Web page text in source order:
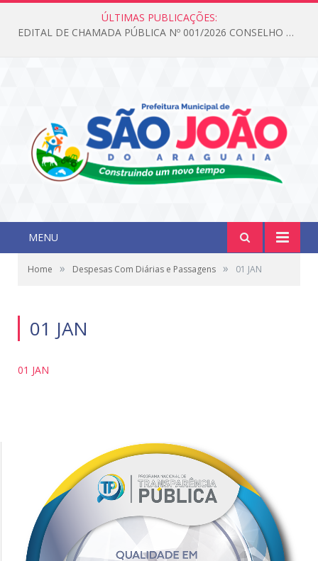
ÚLTIMAS PUBLICAÇÕES:
EDITAL DE CHAMADA PÚBLICA Nº 001/2026 CONSELHO DOS DIREITOS DA CRIANÇA E DO ADOLESCENTE
MENU
Home » Despesas Com Diárias e Passagens » 01 JAN
01 JAN
01 JAN